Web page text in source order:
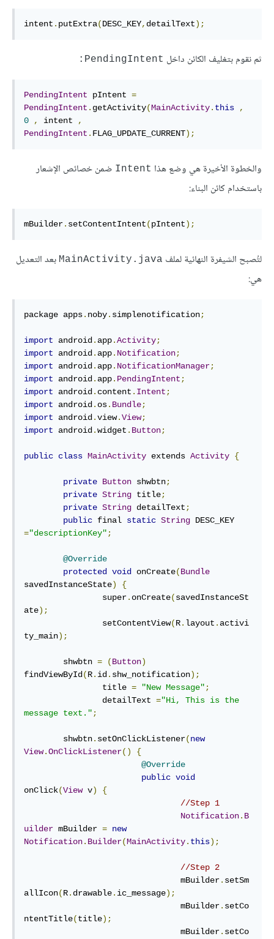
intent . putExtra(DESC_KEY, detailText);
ثم نقوم بتغليف الكائن داخل PendingIntent:
PendingIntent pIntent =
PendingIntent . getActivity(MainActivity. this
,
0
, intent
,
PendingIntent . FLAG_UPDATE_CURRENT);
والخطوة الأخيرة هي وضع هذا Intent ضمن خصائص الإشعار
باستخدام كائن البناء:
mBuilder. setContentIntent(pIntent);
لتُصبح الشيفرة النهائية لملف MainActivity.java بعد التعديل
هي:
package apps. noby. simplenotification;
import android . app.Activity;
import android . app. Notification;
import android . app. NotificationManager;
import android . app. PendingIntent ;
import android . content . Intent ;
import android . os. Bundle;
import android .view.View;
import android .widget . Button;
public class MainActivity extends Activity {
private Button shwbtn;
private String title;
private String detailText ;
public final static String
="descriptionKey" ;
@Override
protected
void onCreate(Bundle
savedInstanceState)
{
		super
. onCreate(savedInstanceSt
ate);
		setContentView
(R. layout . activi
ty_main);
        shwbtn
= (Button)
findViewById (R. id . shw_notification);
		title
= "New Message" ;
		detailText
="Hi, This is the
message text." ;
    	shwbtn
. setOnClickListener(new
View.OnClickListener()
{
@Override
public void
onClick(View v)
{
//Step 1
Notification. B
uilder mBuilder = new
Notification. Builder(MainActivity. this);
//Step 2
				mBuilder
. setSm
allIcon(R. drawable. ic_message);
				mBuilder
. setCo
ntentTitle(title);
				mBuilder
. setCo